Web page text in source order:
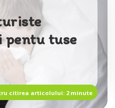
citirea articolului: 2 minute
tuse